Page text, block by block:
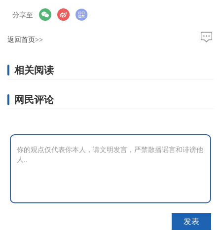
分享至
返回首页>>
相关阅读
网民评论